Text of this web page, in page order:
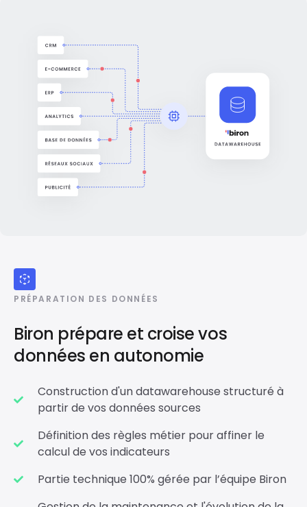
PRÉPARATION DES DONNÉES
Biron prépare et croise vos
données en autonomie
Construction d'un datawarehouse structuré à
partir de vos données sources
Définition des règles métier pour affiner le
calcul de vos indicateurs
Partie technique 100% gérée par l’équipe Biron